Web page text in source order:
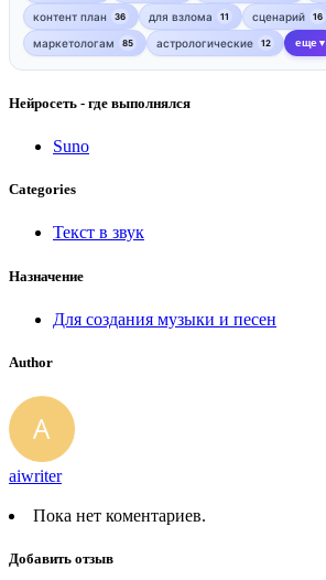
контент план 36 для взлома 11 сценарий 16
маркетологам 85 астрологические 12 еще ▼
Нейросеть - где выполнялся
Suno
Categories
Текст в звук
Назначение
Для создания музыки и песен
Author
aiwriter
Пока нет коментариев.
Добавить отзыв